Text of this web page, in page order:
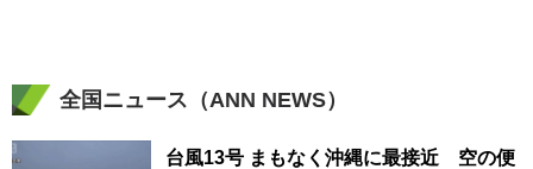
全国ニュース（ANN NEWS）
台風13号 まもなく沖縄に最接近 空の便